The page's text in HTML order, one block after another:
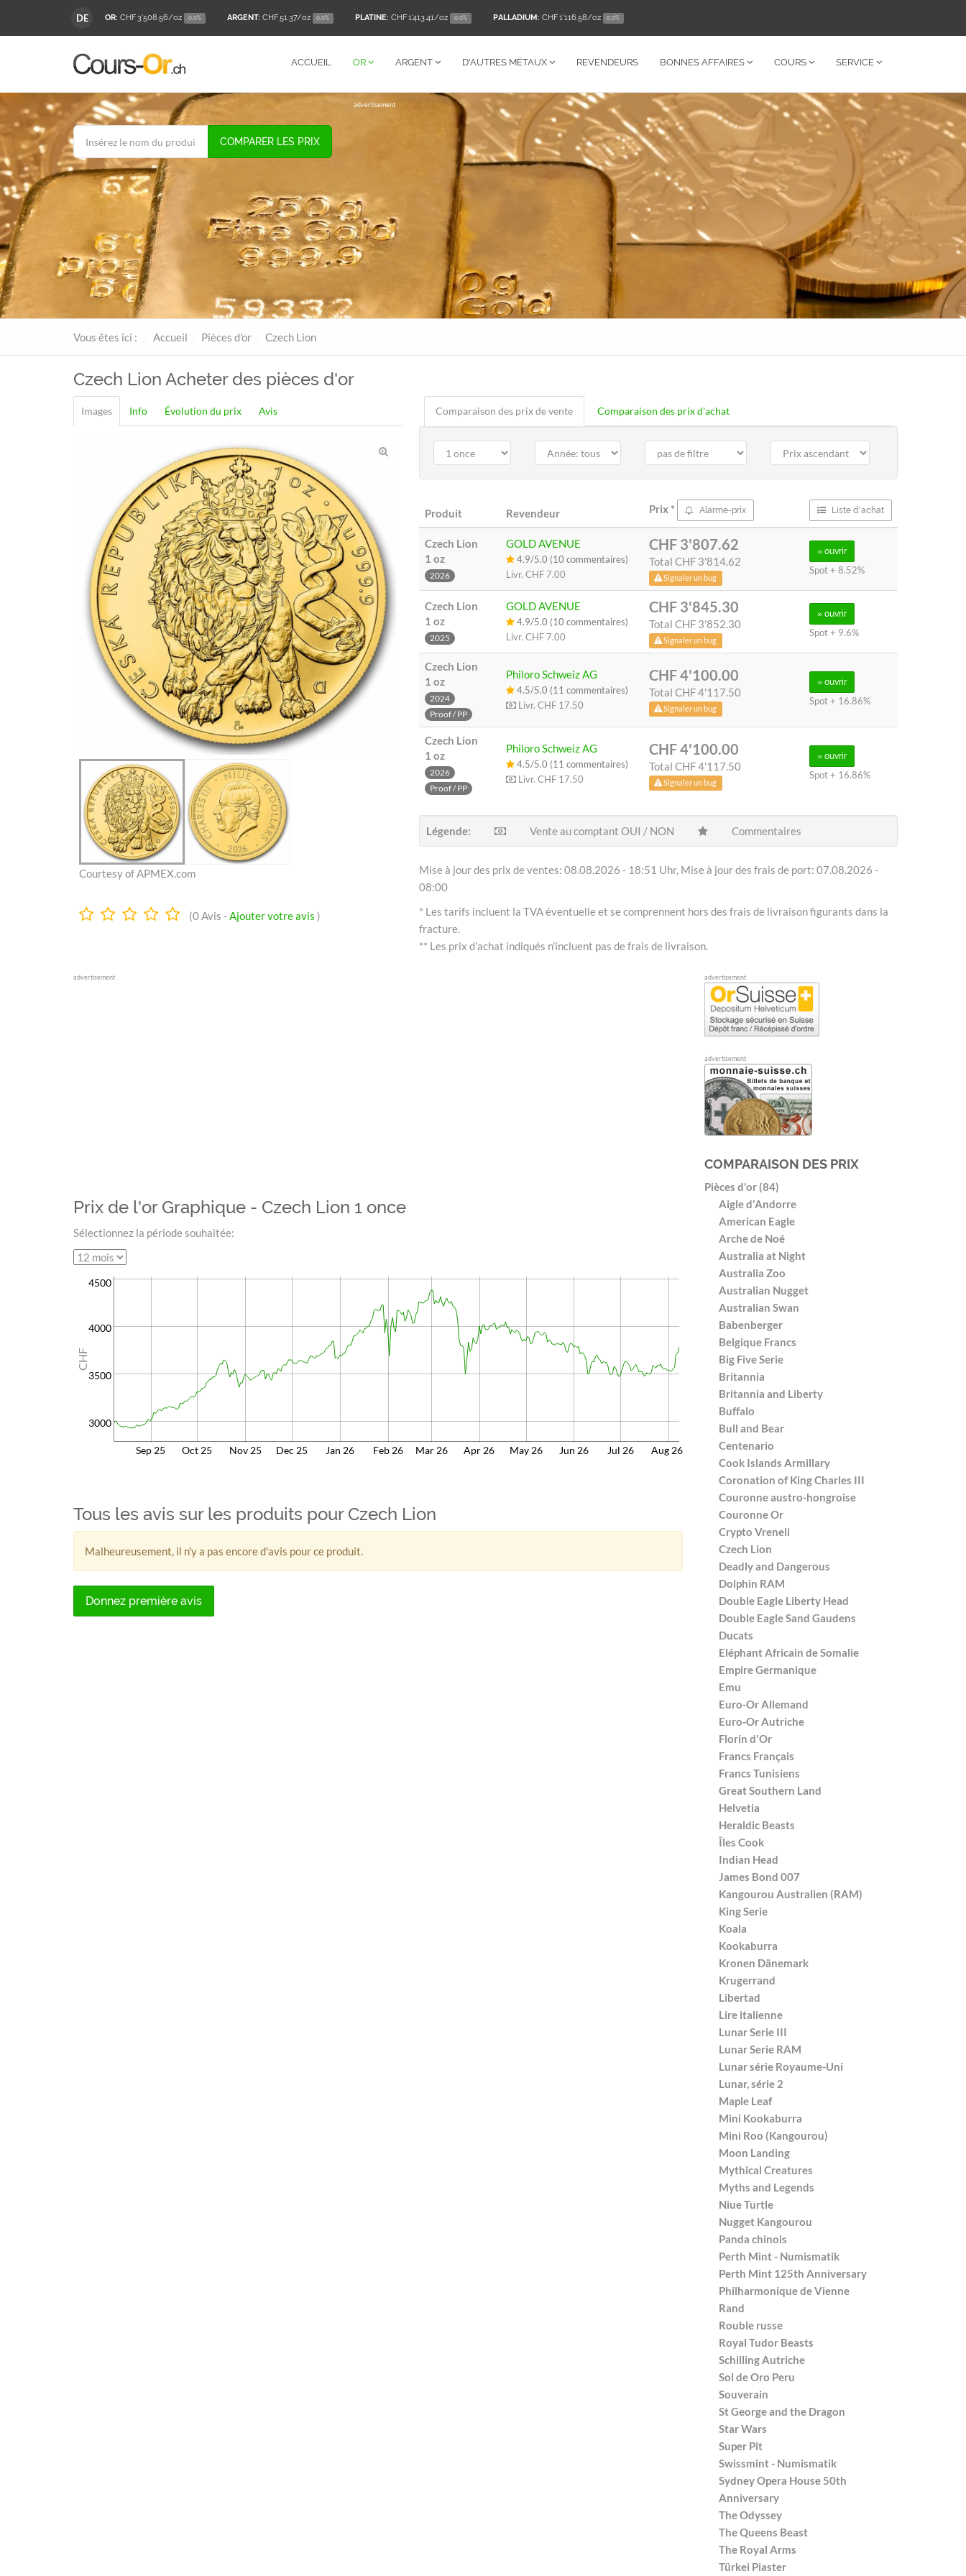
DE OR: CHF 3'508.56/oz 0.0% ARGENT: CHF 51.37/oz 0.0% PLATINE: CHF 1'413.41/oz 0.0% PALLADIUM: CHF 1'116.58/oz 0.0%
ACCUEIL OR ARGENT D'AUTRES MÉTAUX REVENDEURS BONNES AFFAIRES COURS SERVICE
COMPARER LES PRIX
advertisement
Vous êtes ici : Accueil Pièces d'or Czech Lion
Czech Lion Acheter des pièces d'or
Images Info Évolution du prix Avis
Courtesy of APMEX.com
0.0
(0 Avis - Ajouter votre avis )
Comparaison des prix de vente Comparaison des prix d'achat
Produit Revendeur Prix* Alarme-prix Liste d'achat
Czech Lion
1 oz
2026
GOLD AVENUE
4.9/5.0 (10 commentaires)
Livr. CHF 7.00
CHF 3'807.62
Total CHF 3'814.62
Signaler un bug
» ouvrir
Spot + 8.52%
Czech Lion
1 oz
2025
GOLD AVENUE
4.9/5.0 (10 commentaires)
Livr. CHF 7.00
CHF 3'845.30
Total CHF 3'852.30
Signaler un bug
» ouvrir
Spot + 9.6%
Czech Lion
1 oz
2024
Proof / PP
Philoro Schweiz AG
4.5/5.0 (11 commentaires)
Livr. CHF 17.50
CHF 4'100.00
Total CHF 4'117.50
Signaler un bug
» ouvrir
Spot + 16.86%
Czech Lion
1 oz
2026
Proof / PP
Philoro Schweiz AG
4.5/5.0 (11 commentaires)
Livr. CHF 17.50
CHF 4'100.00
Total CHF 4'117.50
Signaler un bug
» ouvrir
Spot + 16.86%
Légende: Vente au comptant OUI / NON Commentaires
Mise à jour des prix de ventes: 08.08.2026 - 18:51 Uhr, Mise à jour des frais de port: 07.08.2026 -
08:00
* Les tarifs incluent la TVA éventuelle et se comprennent hors des frais de livraison figurants dans la
fracture.
** Les prix d'achat indiqués n'incluent pas de frais de livraison.
advertisement
Prix de l'or Graphique - Czech Lion 1 once
Sélectionnez la période souhaitée:
3000
3500
4000
4500
Sep 25 Oct 25 Nov 25 Dec 25 Jan 26 Feb 26 Mar 26 Apr 26 May 26 Jun 26 Jul 26 Aug 26
CHF
Tous les avis sur les produits pour Czech Lion
Malheureusement, il n'y a pas encore d'avis pour ce produit.
Donnez première avis
advertisement
advertisement
COMPARAISON DES PRIX
Pièces d'or (84)
Aigle d'Andorre
American Eagle
Arche de Noé
Australia at Night
Australia Zoo
Australian Nugget
Australian Swan
Babenberger
Belgique Francs
Big Five Serie
Britannia
Britannia and Liberty
Buffalo
Bull and Bear
Centenario
Cook Islands Armillary
Coronation of King Charles III
Couronne austro-hongroise
Couronne Or
Crypto Vreneli
Czech Lion
Deadly and Dangerous
Dolphin RAM
Double Eagle Liberty Head
Double Eagle Sand Gaudens
Ducats
Eléphant Africain de Somalie
Empire Germanique
Emu
Euro-Or Allemand
Euro-Or Autriche
Florin d'Or
Francs Français
Francs Tunisiens
Great Southern Land
Helvetia
Heraldic Beasts
Îles Cook
Indian Head
James Bond 007
Kangourou Australien (RAM)
King Serie
Koala
Kookaburra
Kronen Dänemark
Krugerrand
Libertad
Lire italienne
Lunar Serie III
Lunar Serie RAM
Lunar série Royaume-Uni
Lunar, série 2
Maple Leaf
Mini Kookaburra
Mini Roo (Kangourou)
Moon Landing
Mythical Creatures
Myths and Legends
Niue Turtle
Nugget Kangourou
Panda chinois
Perth Mint - Numismatik
Perth Mint 125th Anniversary
Philharmonique de Vienne
Rand
Rouble russe
Royal Tudor Beasts
Schilling Autriche
Sol de Oro Peru
Souverain
St George and the Dragon
Star Wars
Super Pit
Swissmint - Numismatik
Sydney Opera House 50th
Anniversary
The Odyssey
The Queens Beast
The Royal Arms
Türkei Piaster